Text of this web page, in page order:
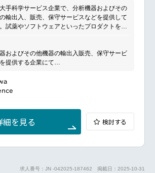
WOS and DOA etc.(System
management)
without exception, to corporate compliance
policies
手科学サービス企業で、分析機器およびその
輸出入、販売、保守サービスなどを提供して
試薬やソフトウェアといったプロダクトを通
し、研究や医療の向上に貢献しています。多
る製品ラインナップで顧客のニーズに応える
、技術サポートやトレーニングプログラムな
のサポートも行っており、長期的なパートナ
およびその他機器の輸出入販売、保守サービ
提供する企業にて
いただける方を募集いたします。
析機器の販売および販売促進
への的確なソリューション提供のためのケミス
のアプリケーションサイエンティスト)とのプ
トビルディング
細を見る 検討する
求人番号：JN -042025-187462 掲載日：2025-10-31